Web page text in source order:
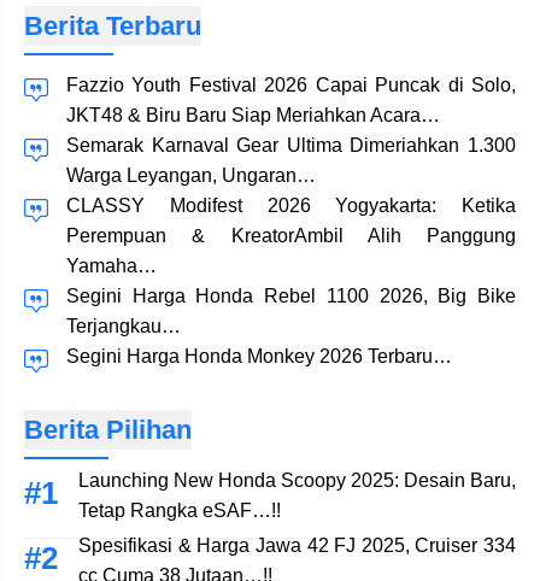
Berita Terbaru
Fazzio Youth Festival 2026 Capai Puncak di Solo,
JKT48 & Biru Baru Siap Meriahkan Acara…
Semarak Karnaval Gear Ultima Dimeriahkan 1.300
Warga Leyangan, Ungaran…
CLASSY Modifest 2026 Yogyakarta: Ketika
Perempuan & KreatorAmbil Alih Panggung
Yamaha…
Segini Harga Honda Rebel 1100 2026, Big Bike
Terjangkau…
Segini Harga Honda Monkey 2026 Terbaru…
Berita Pilihan
Launching New Honda Scoopy 2025: Desain Baru,
Tetap Rangka eSAF…!!
Spesifikasi & Harga Jawa 42 FJ 2025, Cruiser 334
cc Cuma 38 Jutaan…!!